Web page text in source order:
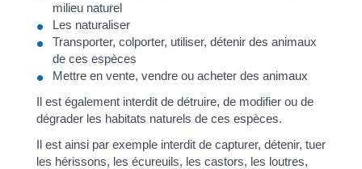
milieu naturel
Les naturaliser
Transporter, colporter, utiliser, détenir des animaux
de ces espèces
Mettre en vente, vendre ou acheter des animaux
Il est également interdit de détruire, de modifier ou de
dégrader les habitats naturels de ces espèces.
Il est ainsi par exemple interdit de capturer, détenir, tuer
les hérissons, les écureuils, les castors, les loutres,